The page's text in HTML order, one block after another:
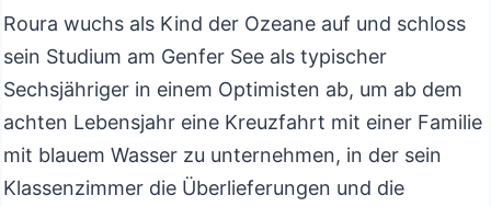
Roura wuchs als Kind der Ozeane auf und schloss
sein Studium am Genfer See als typischer
Sechsjähriger in einem Optimisten ab, um ab dem
achten Lebensjahr eine Kreuzfahrt mit einer Familie
mit blauem Wasser zu unternehmen, in der sein
Klassenzimmer die Überlieferungen und die